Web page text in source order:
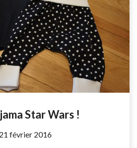
Star Wars !
by
21 février 2016